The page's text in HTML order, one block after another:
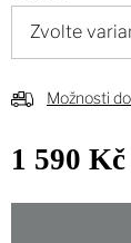
Možnosti
1 590 Kč